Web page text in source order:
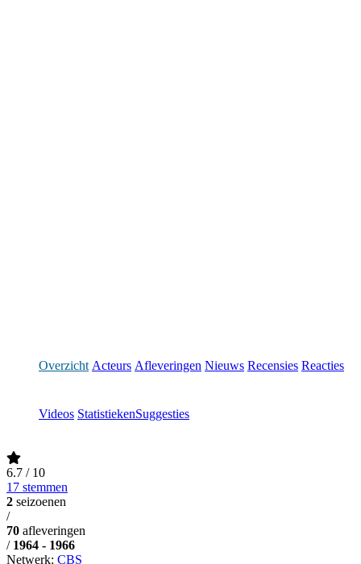
Overzicht Acteurs Afleveringen Nieuws Recensies Reacties
Videos StatistiekenSuggesties
6.7 / 10
17 stemmen
2 seizoenen
/
70 afleveringen
/ 1964 - 1966
Netwerk: CBS